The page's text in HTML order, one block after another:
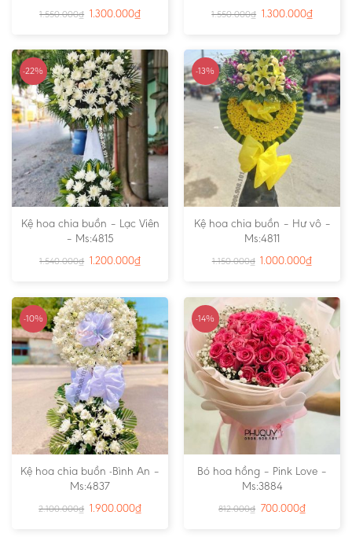
1.550.000₫ 1.300.000₫ 1.550.000₫ 1.300.000₫
-22%
Kệ hoa chia buồn – Lạc Viên
– Ms:4815
1.540.000₫ 1.200.000₫
-13%
Kệ hoa chia buồn – Hư vô –
Ms:4811
1.150.000₫ 1.000.000₫
-10%
Kệ hoa chia buồn -Bình An –
Ms:4837
2.100.000₫ 1.900.000₫
-14%
Bó hoa hồng – Pink Love –
Ms:3884
812.000₫ 700.000₫